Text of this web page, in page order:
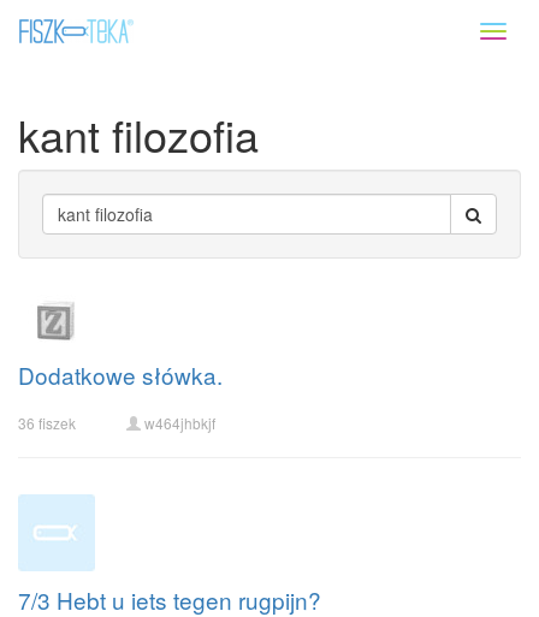
kant filozofia
Dodatkowe słówka.
36 fiszek w464jhbkjf
7/3 Hebt u iets tegen rugpijn?